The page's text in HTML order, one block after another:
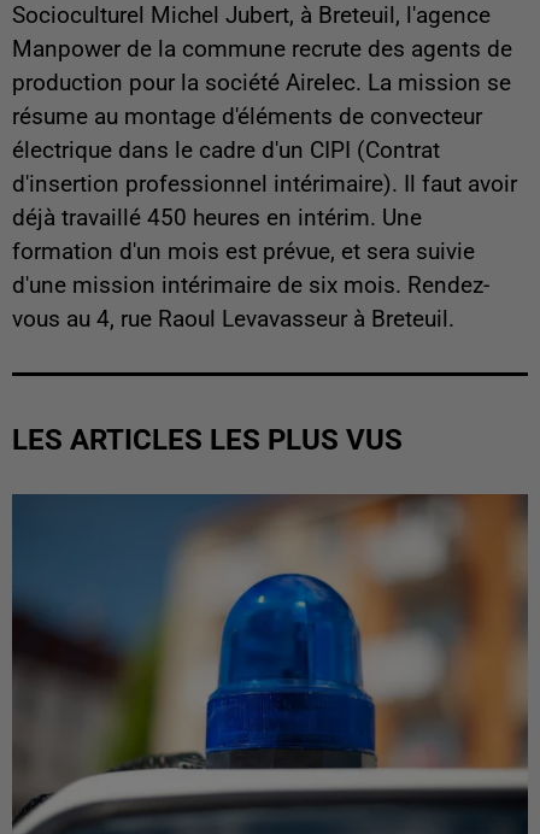
Socioculturel Michel Jubert, à Breteuil, l'agence
Manpower de la commune recrute des agents de
production pour la société Airelec. La mission se
résume au montage d'éléments de convecteur
électrique dans le cadre d'un CIPI (Contrat
d'insertion professionnel intérimaire). Il faut avoir
déjà travaillé 450 heures en intérim. Une
formation d'un mois est prévue, et sera suivie
d'une mission intérimaire de six mois. Rendez-
vous au 4, rue Raoul Levavasseur à Breteuil.
LES ARTICLES LES PLUS VUS